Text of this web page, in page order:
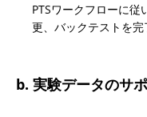
PTSワークフローに
更、バックテストを完
b. 実験データのサ